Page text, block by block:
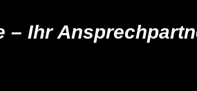
–Ihr